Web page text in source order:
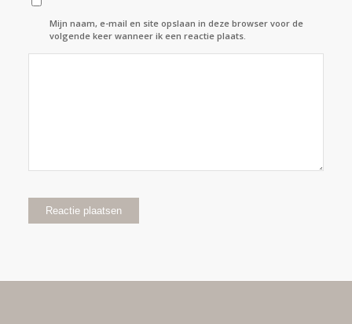
Mijn naam, e-mail en site opslaan in deze browser voor de
volgende keer wanneer ik een reactie plaats.